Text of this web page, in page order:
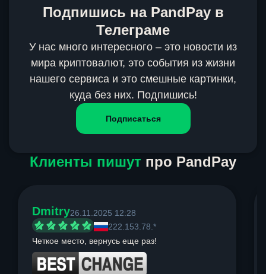
Подпишись на PandPay в
Телеграме
У нас много интересного – это новости из
мира криптовалют, это события из жизни
нашего сервиса и это смешные картинки,
куда без них. Подпишись!
Подписаться
Клиенты пишут про PandPay
Dmitry26.11.2025 12:28
222.153.78.*
Четкое место, вернусь еще раз!